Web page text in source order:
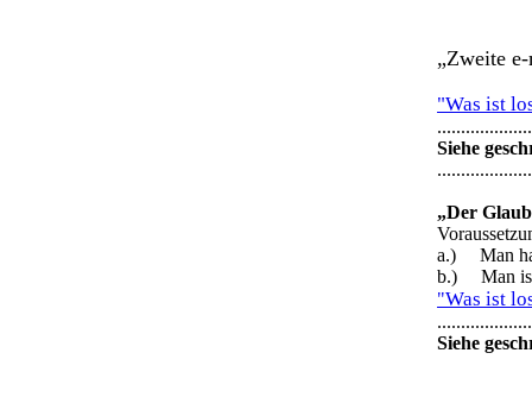
„Zweite
"Was ist
Siehe
„Der
a.) Man
b.) Man ist
"Was ist
Siehe